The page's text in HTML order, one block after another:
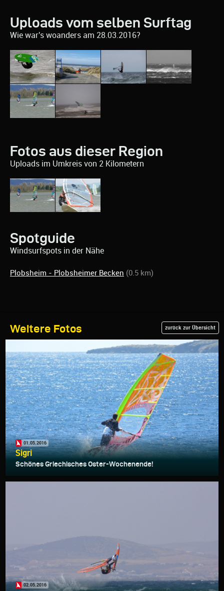
Uploads vom selben Surftag
Wie war's woanders am 28.03.2016?
Fotos aus dieser Region
Uploads im Umkreis von 2 Kilometern
Spotguide
Windsurfspots in der Nähe
Plobsheim - Plobsheimer Becken (0.5 km)
Weitere Fotos zurück zur Übersicht
01.05.2016
Sigri
Schönes Griechisches Oster-Wochenende!
02.05.2016